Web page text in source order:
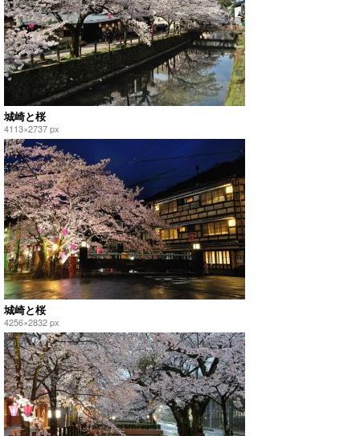
城崎と桜
4113×2737 px
城崎と桜
4256×2832 px